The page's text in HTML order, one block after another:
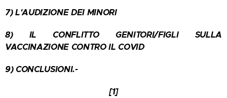
7) L'AUDIZIONE DEI MINORI
8) IL CONFLITTO GENITORI/FIGLI SULLA
VACCINAZIONE CONTRO IL COVID
9) CONCLUSIONI.-
[1]